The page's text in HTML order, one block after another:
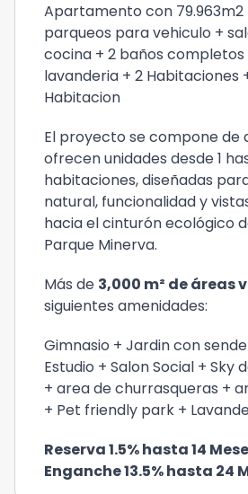
Apartamento con 79.963m2
parqueos para vehiculo +
cocina + 2 baños completos
lavanderia + 2 Habitaciones
Habitacion
El proyecto se compone de
ofrecen unidades desde 1
habitaciones, diseñadas
natural, funcionalidad y
hacia el cinturón ecológico
Parque Minerva.
Más de 3,000 m² de áreas
siguientes amenidades:
Gimnasio + Jardin con
Estudio + Salon Social +
+ area de churrasqueras +
+ Pet friendly park +
Reserva 1.5% hasta 14
Enganche 13.5% hasta 24